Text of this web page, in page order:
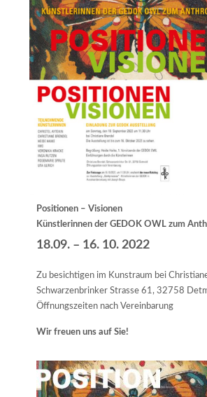
Positionen – Visionen
Künstlerinnen der GEDOK OWL zum
18.09. – 16. 10. 2022
Zu besichtigen im Kunstraum bei
Schwarzenbrinker Strasse 61, 32758
Öffnungszeiten nach Vereinbarung
Wir freuen uns auf Sie!